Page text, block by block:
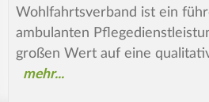
Wohlfahrtsverband ist ein
ambulanten
großen Wert auf eine